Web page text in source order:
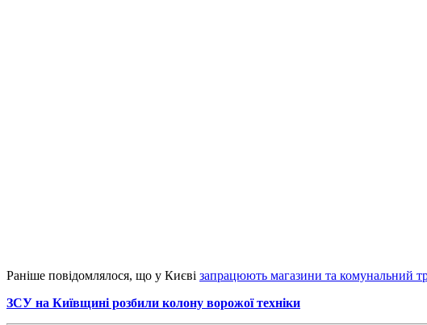
Раніше повідомлялося, що у Києві запрацюють магазини та комунальний
ЗСУ на Київщині розбили колону ворожої техніки